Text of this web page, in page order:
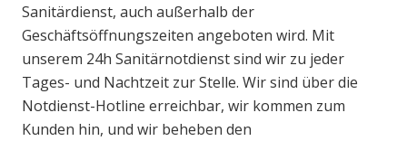
Sanitärdienst, auch außerhalb der
Geschäftsöffnungszeiten angeboten wird. Mit
unserem 24h Sanitärnotdienst sind wir zu jeder
Tages- und Nachtzeit zur Stelle. Wir sind über die
Notdienst-Hotline erreichbar, wir kommen zum
Kunden hin, und wir beheben den